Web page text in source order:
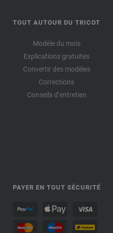
TOUT AUTOUR DU TRICOT
Modèle du mois
Explications gratuites
Convertir des modèles
Corrections
Conseils d’entretien
PAYER EN TOUT SÉCURITÉ